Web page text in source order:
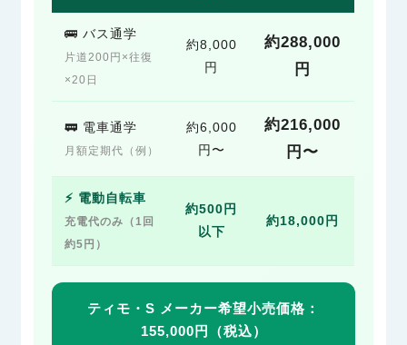
🚌 バス通学
片道200円×往復
×20日
約8,000
円
約288,000
円
🚃 電車通学
月額定期代（例）
約6,000
円〜
約216,000
円〜
⚡ 電動自転車
充電代のみ（1回
約5円）
約500円
以下
約18,000円
ティモ・S メーカー希望小売価格：
155,000円（税込）